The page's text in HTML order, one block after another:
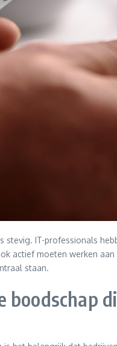
stevig. IT-professionals
actief moeten werken
staan.
boodschap